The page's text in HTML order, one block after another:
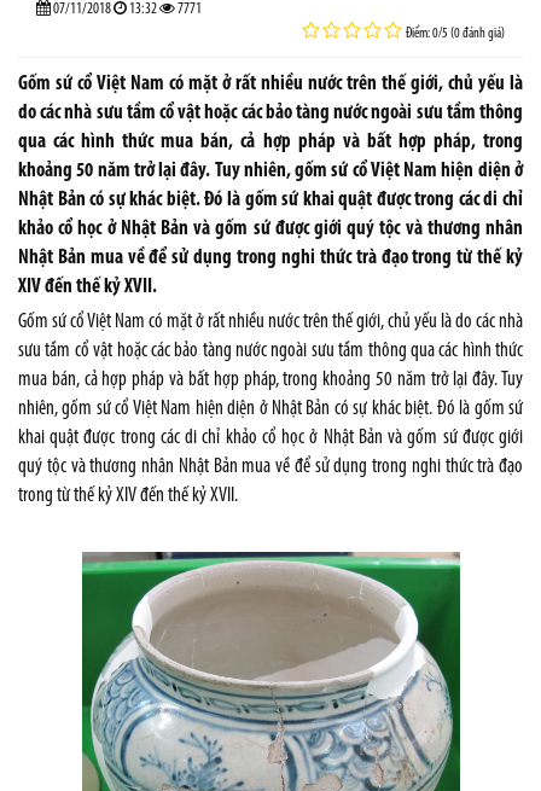
07/11/2018 13:32 7771
Điểm: 0/5 (0 đánh giá)
Gốm sứ cổ Việt Nam có mặt ở rất nhiều nước trên thế giới, chủ yếu là
do các nhà sưu tầm cổ vật hoặc các bảo tàng nước ngoài sưu tầm thông
qua các hình thức mua bán, cả hợp pháp và bất hợp pháp, trong
khoảng 50 năm trở lại đây. Tuy nhiên, gốm sứ cổ Việt Nam hiện diện ở
Nhật Bản có sự khác biệt. Đó là gốm sứ khai quật được trong các di chỉ
khảo cổ học ở Nhật Bản và gốm sứ được giới quý tộc và thương nhân
Nhật Bản mua về để sử dụng trong nghi thức trà đạo trong từ thế kỷ
XIV đến thế kỷ XVII.
Gốm sứ cổ Việt Nam có mặt ở rất nhiều nước trên thế giới, chủ yếu là do các nhà
sưu tầm cổ vật hoặc các bảo tàng nước ngoài sưu tầm thông qua các hình thức
mua bán, cả hợp pháp và bất hợp pháp, trong khoảng 50 năm trở lại đây. Tuy
nhiên, gốm sứ cổ Việt Nam hiện diện ở Nhật Bản có sự khác biệt. Đó là gốm sứ
khai quật được trong các di chỉ khảo cổ học ở Nhật Bản và gốm sứ được giới
quý tộc và thương nhân Nhật Bản mua về để sử dụng trong nghi thức trà đạo
trong từ thế kỷ XIV đến thế kỷ XVII.